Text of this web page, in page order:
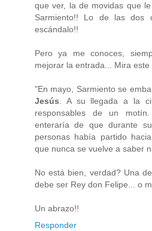
que ver, la de movidas que
Sarmiento!! Lo de las dos
escándalo!!
Pero ya me conoces,
mejorar la entrada... Mira
"En mayo, Sarmiento se
Jesús . A su llegada a la
responsables de un
enteraría de que durante
personas había partido hacia
que nunca se vuelve a saber
No está bien, verdad? Una
debe ser Rey don Felipe... o
Un abrazo!!
Responder